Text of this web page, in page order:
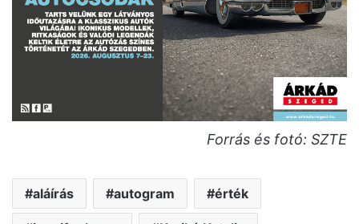
Forrás és fotó: SZTE
aláírás autogram érték